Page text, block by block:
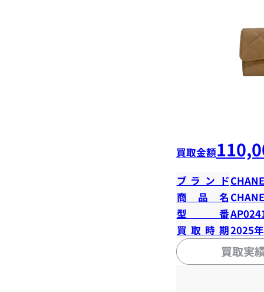
買取金額
ブランド
商品名
型番
買取時期2025
買取実